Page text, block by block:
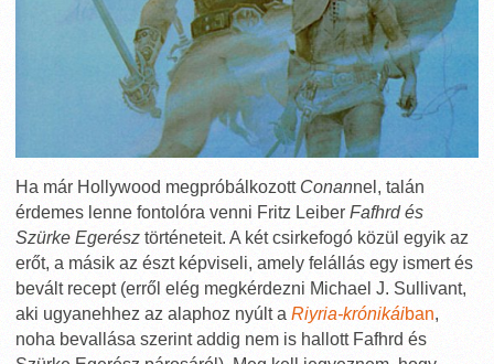
Ha már Hollywood megpróbálkozott Conannel, talán
érdemes lenne fontolóra venni Fritz Leiber Fafhrd és
Szürke Egerész történeteit. A két csirkefogó közül egyik az
erőt, a másik az észt képviseli, amely felállás egy ismert és
bevált recept (erről elég megkérdezni Michael J. Sullivant,
aki ugyanehhez az alaphoz nyúlt a Riyria-krónikáiban,
noha bevallása szerint addig nem is hallott Fafhrd és